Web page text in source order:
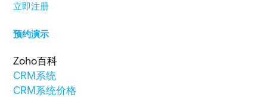
立即注册
预约演示
Zoho百科
CRM系统
CRM系统价格